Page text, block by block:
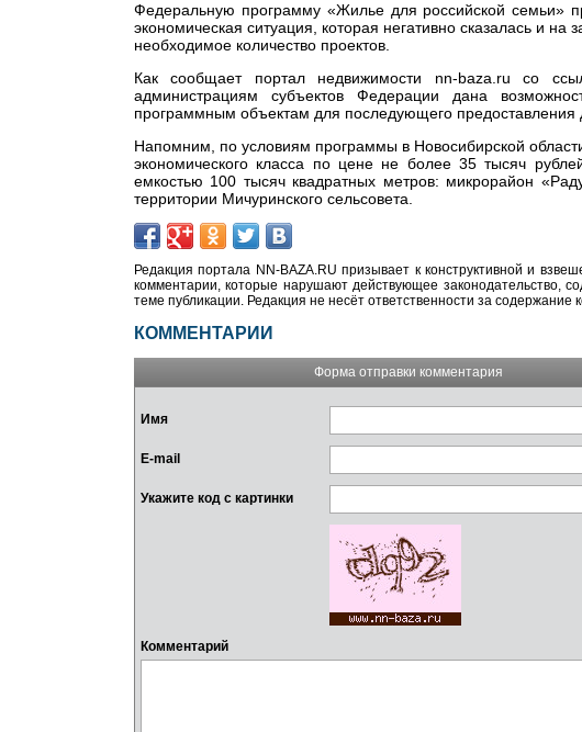
Федеральную программу «Жилье для российской семьи»
экономическая ситуация, которая негативно сказалась и на
необходимое количество проектов.
Как сообщает портал недвижимости nn-baza.ru со
администрациям субъектов Федерации дана
программным объектам для последующего
Напомним, по условиям программы в Новосибирской
экономического класса по цене не более 35 тысяч
емкостью 100 тысяч квадратных метров: микрорайон
территории Мичуринского сельсовета.
Редакция портала NN-BAZA.RU призывает к конструктивной и
комментарии, которые нарушают действующее законодательство,
теме публикации. Редакция не несёт ответственности за содержание
КОММЕНТАРИИ
Форма отправки комментария
Имя
E-mail
Укажите код с картинки
Комментарий